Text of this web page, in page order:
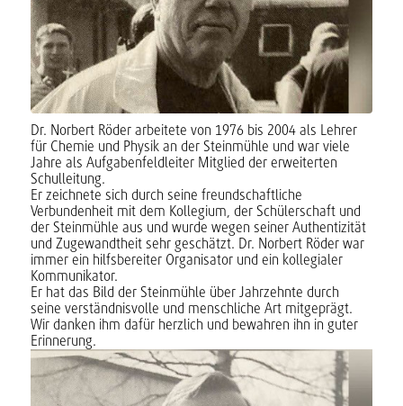
Dr. Norbert Röder arbeitete von 1976 bis 2004 als Lehrer
für Chemie und Physik an der Steinmühle und war viele
Jahre als Aufgabenfeldleiter Mitglied der erweiterten
Schulleitung.
Er zeichnete sich durch seine freundschaftliche
Verbundenheit mit dem Kollegium, der Schülerschaft und
der Steinmühle aus und wurde wegen seiner Authentizität
und Zugewandtheit sehr geschätzt. Dr. Norbert Röder war
immer ein hilfsbereiter Organisator und ein kollegialer
Kommunikator.
Er hat das Bild der Steinmühle über Jahrzehnte durch
seine verständnisvolle und menschliche Art mitgeprägt.
Wir danken ihm dafür herzlich und bewahren ihn in guter
Erinnerung.